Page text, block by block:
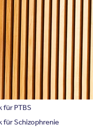
für Anorexie
für Erschöpfung
für Essstörung
für Mediensucht
für Psychose
für PTBS
für Schizophrenie